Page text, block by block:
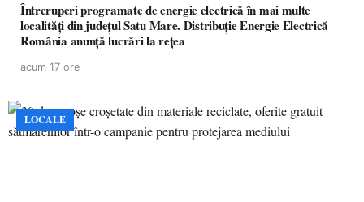
Întreruperi programate de energie electrică în mai multe
localități din județul Satu Mare. Distribuție Energie Electrică
România anunță lucrări la rețea
acum 17 ore
LOCALE